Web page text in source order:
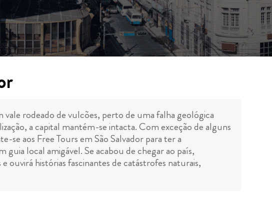
rodeado de vulcões, perto de uma falha geológica
a capital mantém-se intacta. Com exceção de alguns
se aos Free Tours em São Salvador para ter a
guia local amigável. Se acabou de chegar ao país,
ouvirá histórias fascinantes de catástrofes naturais,